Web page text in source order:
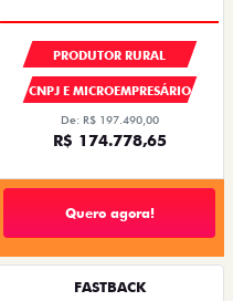
PRODUTOR RURAL
CNPJ E MICROEMPRESÁRIO
De: R$ 197.490,00
R$ 174.778,65
Quero agora!
FASTBACK